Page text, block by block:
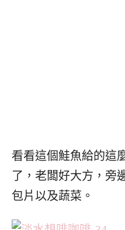
看看這個鮭魚給的這
了，老闆好大方，旁
包片以及蔬菜。